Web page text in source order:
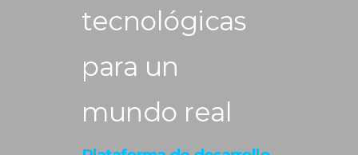
tecnológicas
para un
mundo real